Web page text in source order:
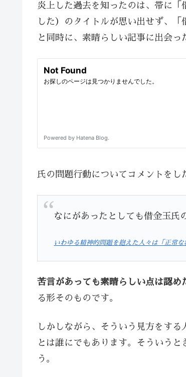
炎上した過去を知ったのは、帯に
した）のタイトルが思い出せず、
と同時に、素晴らしい記事に出会っ
氏の問題行動についてコメントをし
なにがあったとしても借金玉氏
いわゆる精神的問題を抱えた人々は「正常
苦言があっても素晴らしい点は認め
る形そのものです。
しかしながら、そういう見方をす
とは誰にでもあります。そういう
う。